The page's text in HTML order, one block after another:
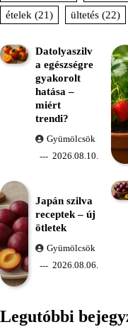
ételek (21) ültetés (22)
Datolyaszilv
a egészségre
gyakorolt
hatása –
miért
trendi?
Gyümölcsök
2026.08.10.
Japán szilva
receptek – új
ötletek
Gyümölcsök
2026.08.06.
Legutóbbi